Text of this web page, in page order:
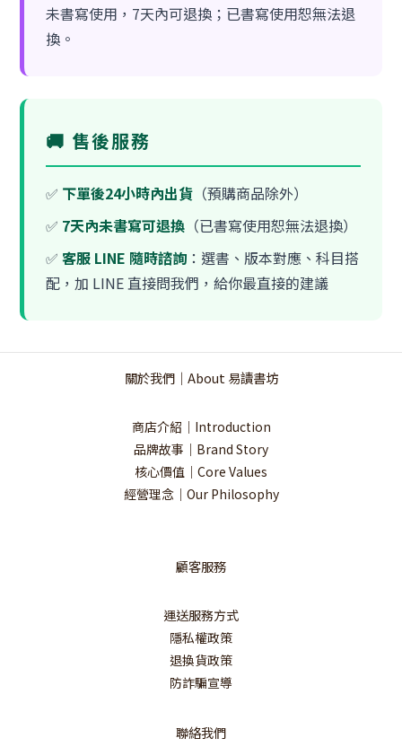
未書寫使用，7天內可退換；已書寫使用恕無法退
換。
🚚 售後服務
✅ 下單後24小時內出貨 （預購商品除外）
✅ 7天內未書寫可退換 （已書寫使用恕無法退換）
✅ 客服 LINE 隨時諮詢 ：選書、版本對應、科目搭
配，加 LINE 直接問我們，給你最直接的建議
關於我們｜About 易讀書坊
商店介紹｜Introduction
品牌故事｜Brand Story
核心價值｜Core Values
經營理念｜Our Philosophy
顧客服務
運送服務方式
隱私權政策
退換貨政策
防詐騙宣導
聯絡我們